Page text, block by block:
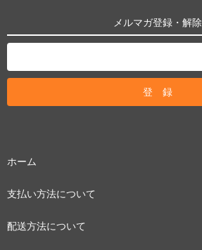
メルマガ登録・解除
ホーム
支払い方法について
配送方法について